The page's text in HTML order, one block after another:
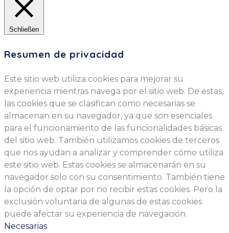
Schließen
Resumen de privacidad
Este sitio web utiliza cookies para mejorar su
experiencia mientras navega por el sitio web. De estas,
las cookies que se clasifican como necesarias se
almacenan en su navegador, ya que son esenciales
para el funcionamiento de las funcionalidades básicas
del sitio web. También utilizamos cookies de terceros
que nos ayudan a analizar y comprender cómo utiliza
este sitio web. Estas cookies se almacenarán en su
navegador solo con su consentimiento. También tiene
la opción de optar por no recibir estas cookies. Pero la
exclusión voluntaria de algunas de estas cookies
puede afectar su experiencia de navegación.
Necesarias